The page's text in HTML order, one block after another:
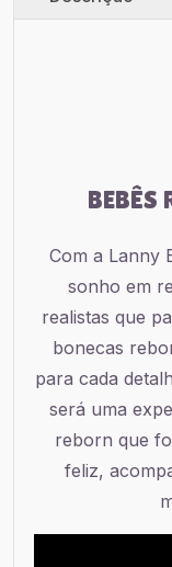
BEBÊS
Com a Lanny
sonho em
realistas que
bonecas
para cada
será uma
reborn que
feliz,